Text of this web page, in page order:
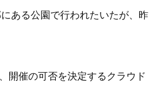
ある公園で行われたいたが、昨
開催の可否を決定するクラウド